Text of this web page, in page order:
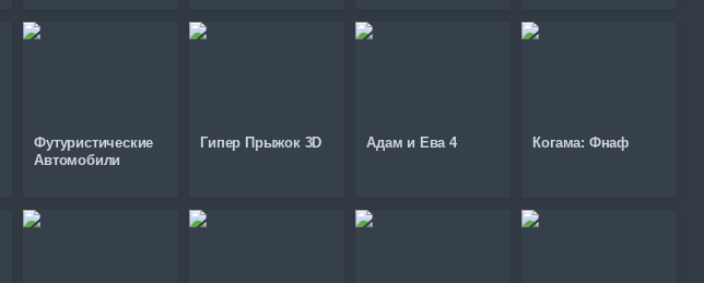
Футуристические
Автомобили
Гипер Прыжок 3D Адам и Ева 4 Когама: Фнаф